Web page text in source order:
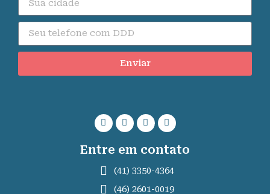
Enviar
Entre em contato
(41) 3350-4364
(46) 2601-0019